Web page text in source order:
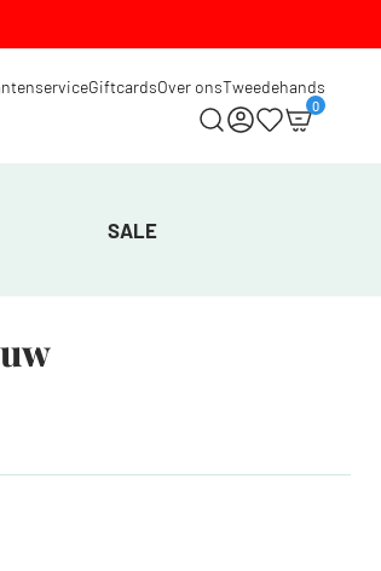
GiftcardsOver onsTweedehands
0
SALE